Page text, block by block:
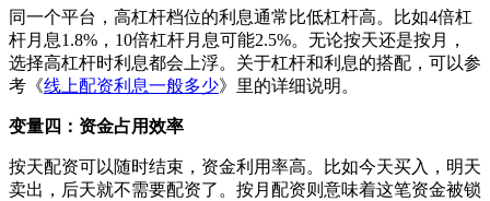
同一个平台，高杠杆档位的利息通常比低杠杆高。比如4倍杠
杆月息1.8%，10倍杠杆月息可能2.5%。无论按天还是按月，
选择高杠杆时利息都会上浮。关于杠杆和利息的搭配，可以参
考《线上配资利息一般多少》里的详细说明。
变量四：资金占用效率
按天配资可以随时结束，资金利用率高。比如今天买入，明天
卖出，后天就不需要配资了。按月配资则意味着这笔资金被锁